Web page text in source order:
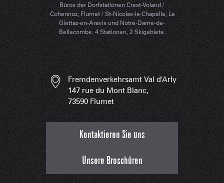
Büros der Dorfstationen Crest-Voland /
Cohennoz, Flumet / St-Nicolas-la-Chapelle, La
Giettaz-en-Aravis und Notre-Dame-de-
Bellecombe. 4 Stationen, 2 Skigebiete.
Fremdenverkehrsamt Val d'Arly
147 rue du Mont Blanc,
73590 Flumet
Kontaktieren Sie uns
Unsere Broschüren